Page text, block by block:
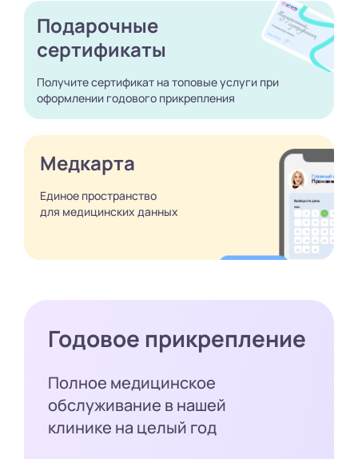
Подарочные
сертификаты
Получите сертификат на топовые услуги при
оформлении годового прикрепления
Медкарта
Единое пространство
для медицинских данных
Годовое прикрепление
Полное медицинское
обслуживание в нашей
клинике на целый год